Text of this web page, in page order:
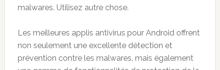
malwares. Utilisez autre chose.
Les meilleures applis antivirus pour Android offrent
non seulement une excellente détection et
prévention contre les malwares, mais également